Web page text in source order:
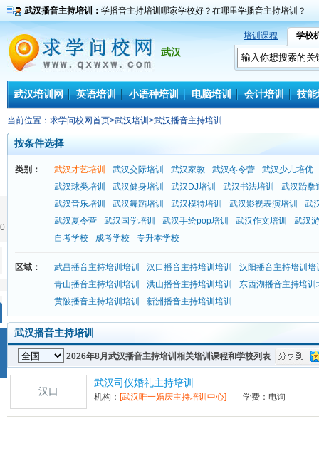
武汉播音主持培训： 学播音主持培训哪家学校好？在哪里学播音主持培训？
武汉
培训课程 学校
武汉培训网 英语培训 小语种培训 电脑培训 会计培训 技能
当前位置： 求学问校网首页>武汉培训 >武汉播音主持培训
按条件选择
类别： 武汉才艺培训 武汉交际培训 武汉家教 武汉冬令营
武汉少儿培优
武汉球类培训
武汉健身培训 武汉DJ培训 武汉书法培训
武汉跆拳
武汉音乐培训
武汉舞蹈培训 武汉模特培训 武汉影视表演培训
武
武汉夏令营
武汉国学培训 武汉手绘pop培训 武汉作文培训
武汉
自考学校
成考学校 专升本学校
区域： 武昌播音主持培训培训 汉口播音主持培训培训
汉阳播音主持培训培
青山播音主持培训培训
洪山播音主持培训培训
东西湖播音主持培训
黄陂播音主持培训培训
新洲播音主持培训培训
武汉播音主持培训
2026年8月武汉播音主持培训相关培训课程和学校列表
汉口
武汉司仪婚礼主持培训
机构： [武汉唯一婚庆主持培训中心] 学费：电询